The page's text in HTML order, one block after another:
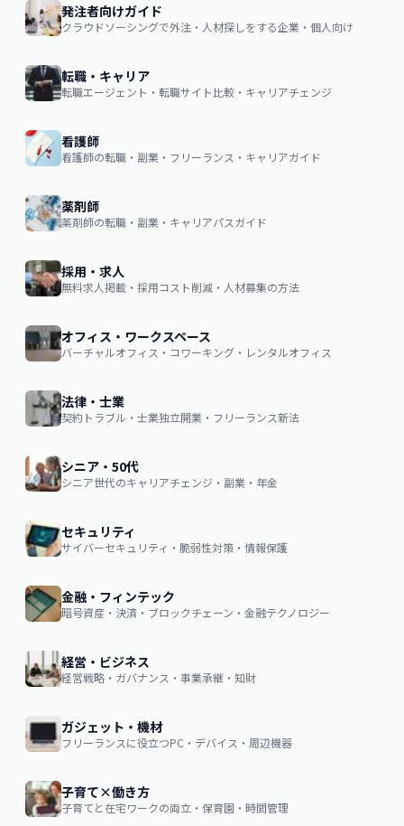
発注者向けガイド
クラウドソーシングで外注・人材探しをする企業・個人向け
転職・キャリア
転職エージェント・転職サイト比較・キャリアチェンジ
看護師
看護師の転職・副業・フリーランス・キャリアガイド
薬剤師
薬剤師の転職・副業・キャリアパスガイド
採用・求人
無料求人掲載・採用コスト削減・人材募集の方法
オフィス・ワークスペース
バーチャルオフィス・コワーキング・レンタルオフィス
法律・士業
契約トラブル・士業独立開業・フリーランス新法
シニア・50代
シニア世代のキャリアチェンジ・副業・年金
セキュリティ
サイバーセキュリティ・脆弱性対策・情報保護
金融・フィンテック
暗号資産・決済・ブロックチェーン・金融テクノロジー
経営・ビジネス
経営戦略・ガバナンス・事業承継・知財
ガジェット・機材
フリーランスに役立つPC・デバイス・周辺機器
子育て×働き方
子育てと在宅ワークの両立・保育園・時間管理